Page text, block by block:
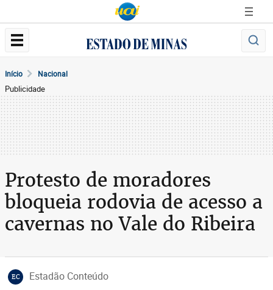
Início Nacional
Publicidade
Protesto de moradores
bloqueia rodovia de acesso a
cavernas no Vale do Ribeira
EC Estadão Conteúdo